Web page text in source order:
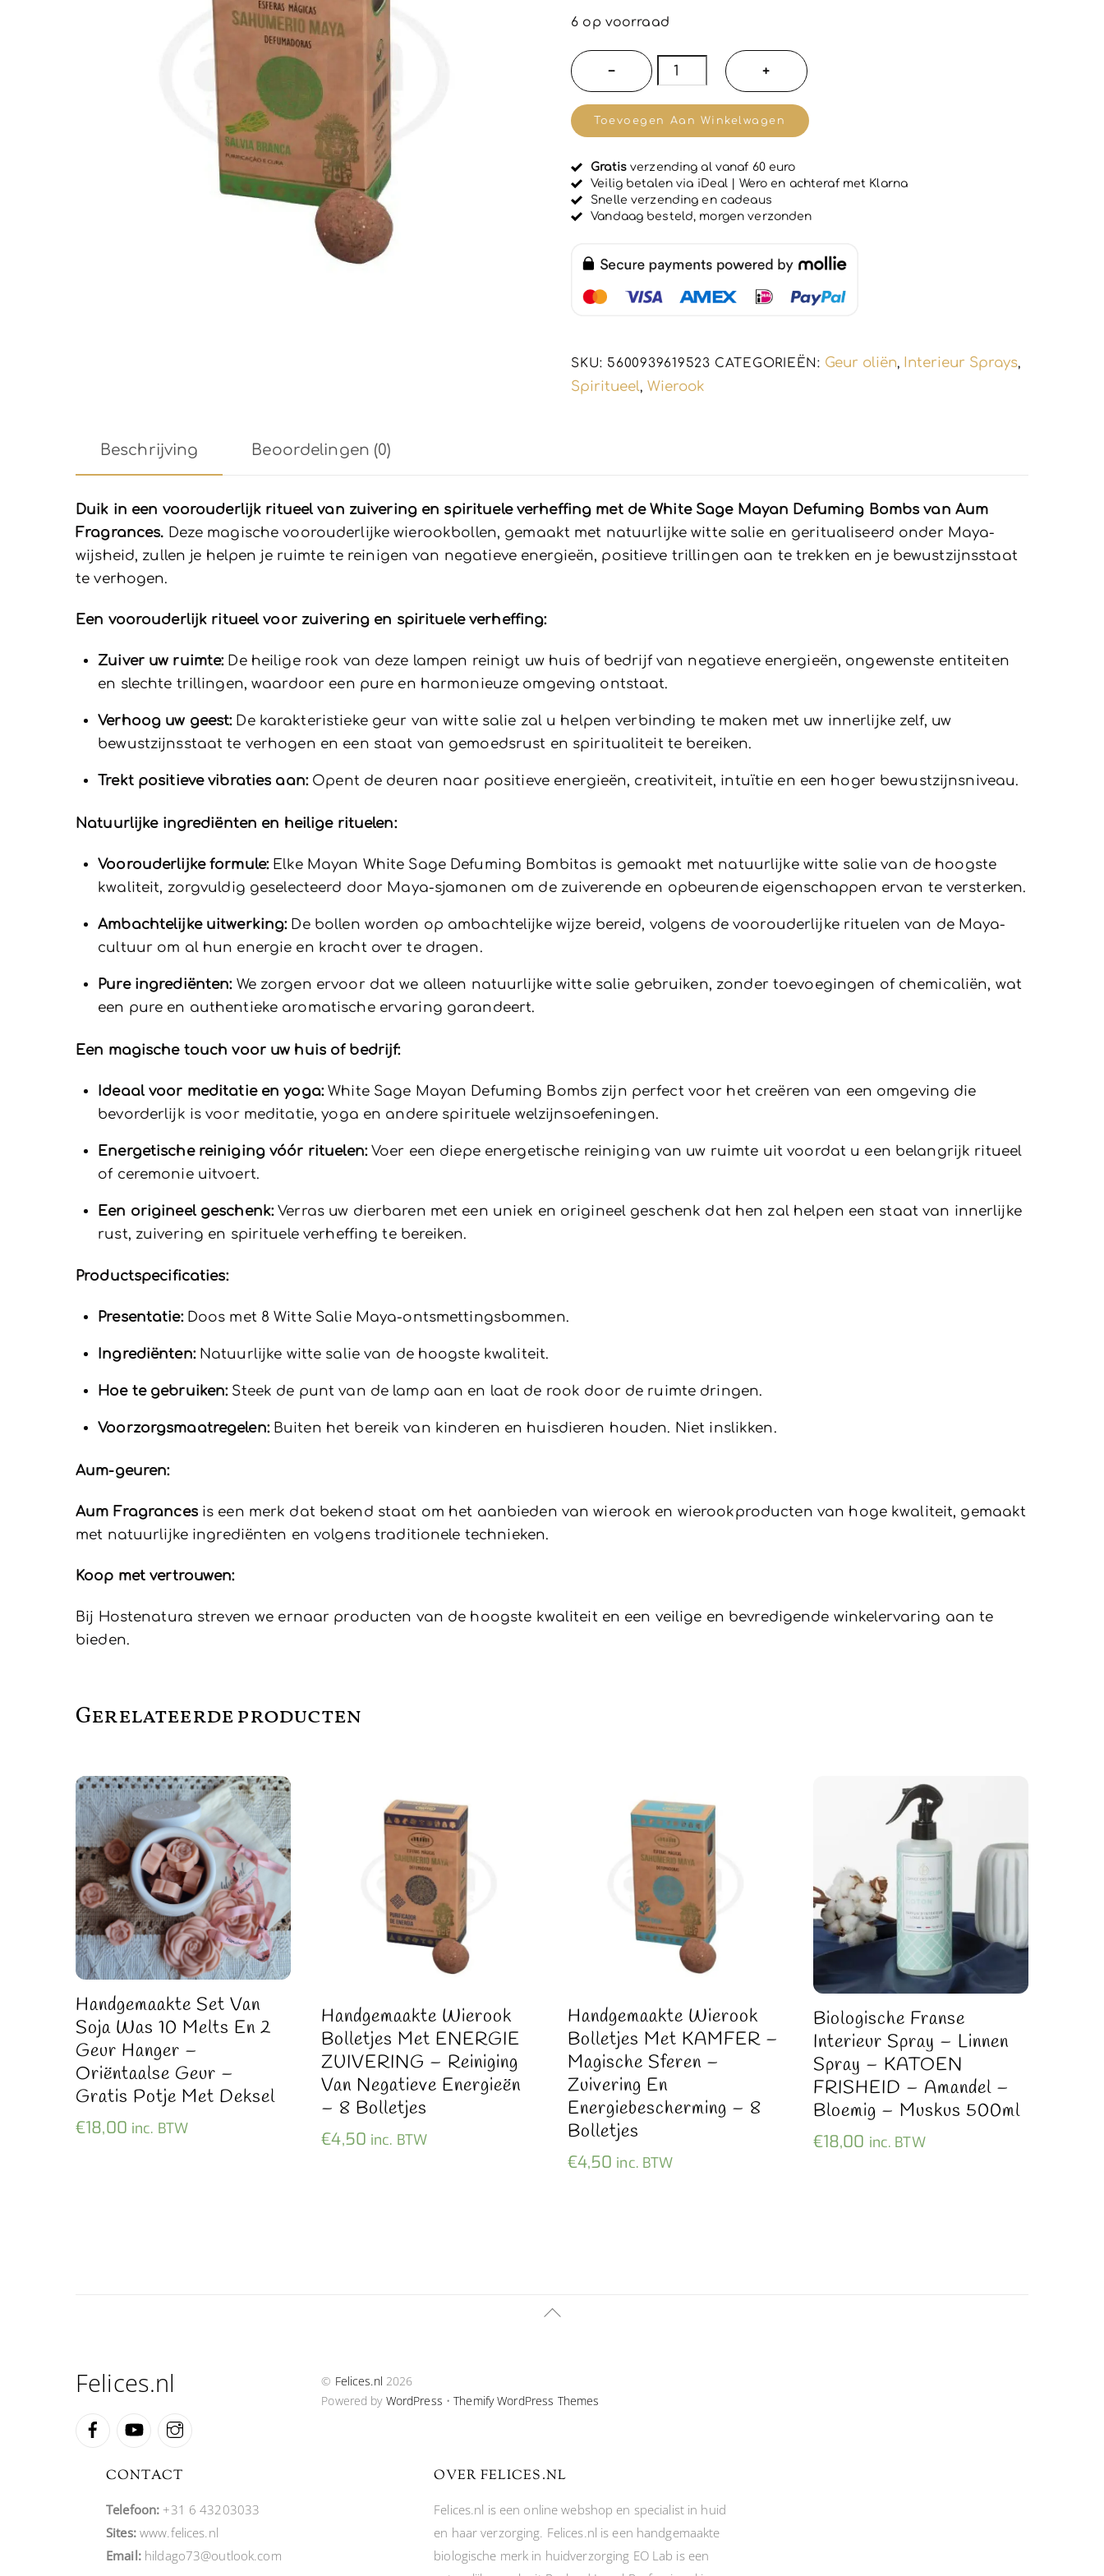
w
r
d
e
r
d
0
i
t
5
6 op voorraad
−
Handgemaakte
wierook
bolletjes
SALIE
-
zuivering
spirituele
verheffing
bolletjes
aantal
+
Toevoegen Aan Winkelwagen
Gratisverzending al vanaf 60 euro
Veilig betalen via iDeal | Wero en achteraf met Klarna
Snelle verzending en cadeaus
Vandaag besteld, morgen verzonden
SKU: 5600939619523 CATEGORIEËN: Geur oliën, Interieur Sprays,
Spiritueel, Wierook
Beschrijving Beoordelingen (0)
Duik in een voorouderlijk ritueel van zuivering en spirituele verheffing met de White Sage Mayan Defuming Bombs van Aum
Fragrances. Deze magische voorouderlijke wierookbollen, gemaakt met natuurlijke witte salie en geritualiseerd onder Maya-
wijsheid, zullen je helpen je ruimte te reinigen van negatieve energieën, positieve trillingen aan te trekken en je bewustzijnsstaat
te verhogen.
Een voorouderlijk ritueel voor zuivering en spirituele verheffing:
Zuiver uw ruimte:De heilige rook van deze lampen reinigt uw huis of bedrijf van negatieve energieën, ongewenste entiteiten
en slechte trillingen, waardoor een pure en harmonieuze omgeving ontstaat.
Verhoog uw geest:De karakteristieke geur van witte salie zal u helpen verbinding te maken met uw innerlijke zelf, uw
bewustzijnsstaat te verhogen en een staat van gemoedsrust en spiritualiteit te bereiken.
Trekt positieve vibraties aan:Opent de deuren naar positieve energieën, creativiteit, intuïtie en een hoger bewustzijnsniveau.
Natuurlijke ingrediënten en heilige rituelen:
Voorouderlijke formule:Elke Mayan White Sage Defuming Bombitas is gemaakt met natuurlijke witte salie van de hoogste
kwaliteit, zorgvuldig geselecteerd door Maya-sjamanen om de zuiverende en opbeurende eigenschappen ervan te versterken.
Ambachtelijke uitwerking:De bollen worden op ambachtelijke wijze bereid, volgens de voorouderlijke rituelen van de Maya-
cultuur om al hun energie en kracht over te dragen.
Pure ingrediënten:We zorgen ervoor dat we alleen natuurlijke witte salie gebruiken, zonder toevoegingen of chemicaliën, wat
een pure en authentieke aromatische ervaring garandeert.
Een magische touch voor uw huis of bedrijf:
Ideaal voor meditatie en yoga:White Sage Mayan Defuming Bombs zijn perfect voor het creëren van een omgeving die
bevorderlijk is voor meditatie, yoga en andere spirituele welzijnsoefeningen.
Energetische reiniging vóór rituelen:Voer een diepe energetische reiniging van uw ruimte uit voordat u een belangrijk ritueel
of ceremonie uitvoert.
Een origineel geschenk:Verras uw dierbaren met een uniek en origineel geschenk dat hen zal helpen een staat van innerlijke
rust, zuivering en spirituele verheffing te bereiken.
Productspecificaties:
Presentatie:Doos met 8 Witte Salie Maya-ontsmettingsbommen.
Ingrediënten:Natuurlijke witte salie van de hoogste kwaliteit.
Hoe te gebruiken:Steek de punt van de lamp aan en laat de rook door de ruimte dringen.
Voorzorgsmaatregelen:Buiten het bereik van kinderen en huisdieren houden. Niet inslikken.
Aum-geuren:
Aum Fragrancesis een merk dat bekend staat om het aanbieden van wierook en wierookproducten van hoge kwaliteit, gemaakt
met natuurlijke ingrediënten en volgens traditionele technieken.
Koop met vertrouwen:
Bij Hostenatura streven we ernaar producten van de hoogste kwaliteit en een veilige en bevredigende winkelervaring aan te
bieden.
Gerelateerde producten
Handgemaakte Set Van
Soja Was 10 Melts En 2
Geur Hanger –
Oriëntaalse Geur –
Gratis Potje Met Deksel
€18,00 inc. BTW
Handgemaakte Wierook
Bolletjes Met ENERGIE
ZUIVERING – Reiniging
Van Negatieve Energieën
– 8 Bolletjes
€4,50 inc. BTW
Handgemaakte Wierook
Bolletjes Met KAMFER –
Magische Sferen –
Zuivering En
Energiebescherming – 8
Bolletjes
€4,50 inc. BTW
Biologische Franse
Interieur Spray – Linnen
Spray – KATOEN
FRISHEID – Amandel –
Bloemig – Muskus 500ml
€18,00 inc. BTW
Back
Felices.nl
FacebookYouTube
© Felices.nl 2026
Powered by WordPress •Themify WordPress Themes
CONTACT
Telefoon: +31 6 43203033
Sites:www.felices.nl
Email:hildago73@outlook.com
OVER FELICES.NL
Felices.nl is een online webshop en specialist in huid
en haar verzorging. Felices.nl is een handgemaakte
biologische merk in huidverzorging EO Lab is een